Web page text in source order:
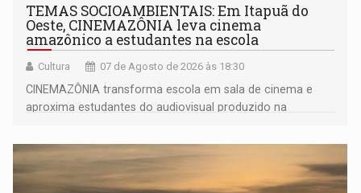
TEMAS SOCIOAMBIENTAIS: Em Itapuã do
Oeste, CINEMAZÔNIA leva cinema
amazônico a estudantes na escola
Cultura 07 de Agosto de 2026 às 18:30
CINEMAZÔNIA transforma escola em sala de cinema e
aproxima estudantes do audiovisual produzido na